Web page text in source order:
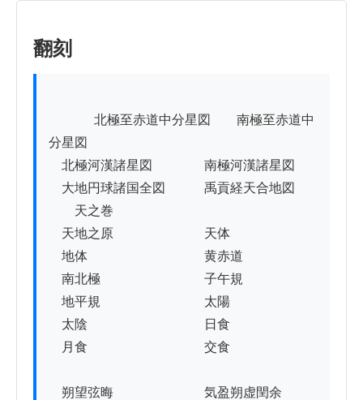
翻刻
分星図
北極河漢諸星図　　　　南極河漢諸星図
大地円球諸国全図　　　禹貢経天合地図
天之巻
天地之原　　　　　　　天体
地体　　　　　　　　　黄赤道
南北極　　　　　　　　子午規
地平規　　　　　　　　太陽
太陰　　　　　　　　　日食
月食　　　　　　　　　交食
朔望弦晦　　　　　　　気盈朔虚閏余